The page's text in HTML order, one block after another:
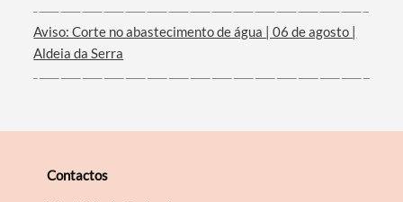
Aviso: Corte no abastecimento de água | 06 de agosto |
Aldeia da Serra
Contactos